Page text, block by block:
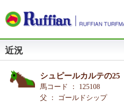
近況
シュピールカルテの25
馬コード ： 125108
父 ： ゴールドシップ
会員サービス
会員募集
募集概要
募集馬情報
自動ログイン パスワードをお忘